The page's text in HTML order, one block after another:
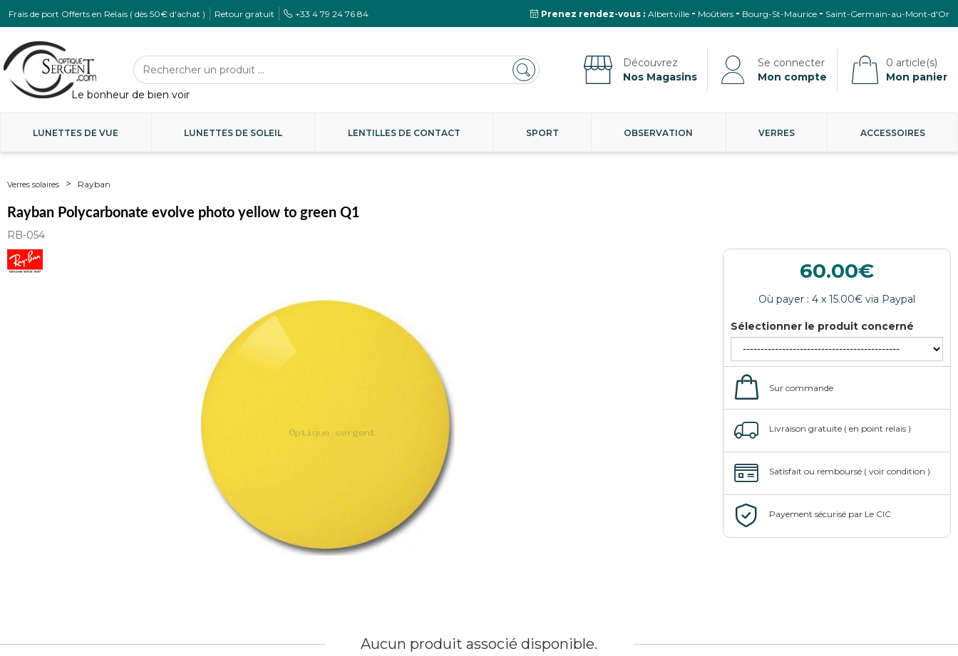
Frais de port Offerts en Relais ( dès 50€ d'achat ) Retour gratuit +33 4 79 24 76 84 Prenez rendez-vous : Albertville Moûtiers Bourg-St-Maurice Saint-Germain-au-Mont-d'Or
Nos Magasins Mon compte Mon panier
LUNETTES DE VUE LUNETTES DE SOLEIL LENTILLES DE CONTACT SPORT OBSERVATION VERRES ACCESSOIRES
Verres solaires Rayban
Rayban Polycarbonate evolve photo yellow to green Q1
RB-054
60.00
Sélectionner le produit concerné
Aucun produit associé disponible.